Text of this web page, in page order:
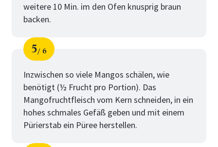
weitere 10 Min. im den Ofen knusprig braun
backen.
Schritt
5
von
6
Inzwischen so viele Mangos schälen, wie
benötigt (½ Frucht pro Portion). Das
Mangofruchtfleisch vom Kern schneiden, in ein
hohes schmales Gefäß geben und mit einem
Pürierstab ein Püree herstellen.